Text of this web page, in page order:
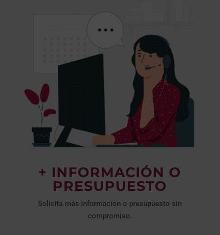
+ INFORMACIÓN O
PRESUPUESTO
Solicita más información o presupuesto sin
compromiso.